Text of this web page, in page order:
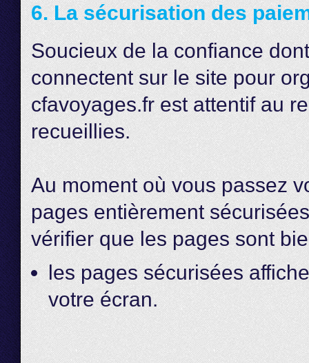
6. La sécurisation des
Soucieux de la confiance
connectent sur le site pour
cfavoyages.fr est attentif au
recueillies.
Au moment où vous passez
pages entièrement
vérifier que les pages sont
les pages sécurisées
votre écran.